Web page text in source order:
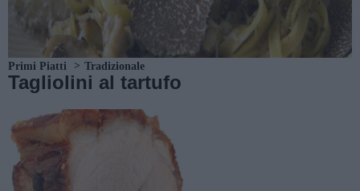
Primi Piatti Tradizionale
Tagliolini al tartufo